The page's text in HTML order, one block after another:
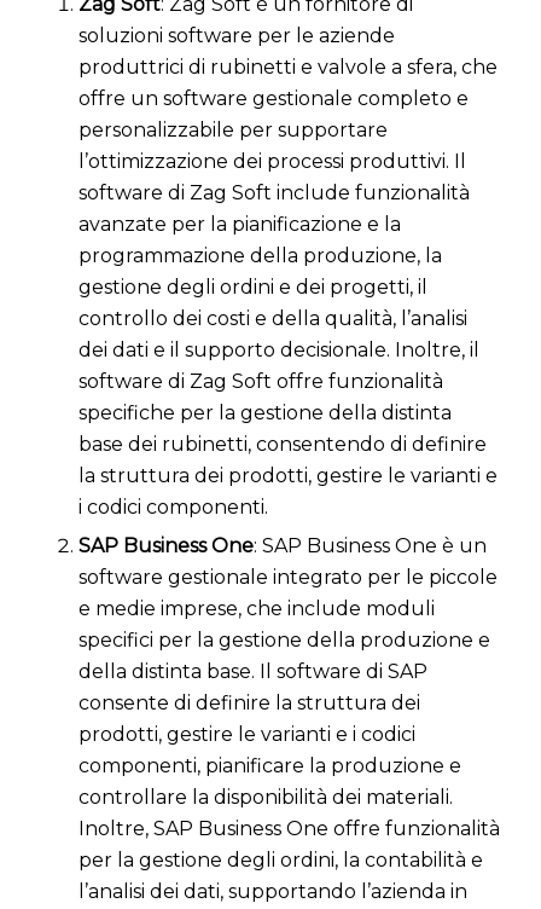
soluzioni software per le aziende
produttrici di rubinetti e valvole a sfera, che
offre un software gestionale completo e
personalizzabile per supportare
l’ottimizzazione dei processi produttivi. Il
software di Zag Soft include funzionalità
avanzate per la pianificazione e la
programmazione della produzione, la
gestione degli ordini e dei progetti, il
controllo dei costi e della qualità, l’analisi
dei dati e il supporto decisionale. Inoltre, il
software di Zag Soft offre funzionalità
specifiche per la gestione della distinta
base dei rubinetti, consentendo di definire
la struttura dei prodotti, gestire le varianti e
i codici componenti.
SAP Business One: SAP Business One è un
software gestionale integrato per le piccole
e medie imprese, che include moduli
specifici per la gestione della produzione e
della distinta base. Il software di SAP
consente di definire la struttura dei
prodotti, gestire le varianti e i codici
componenti, pianificare la produzione e
controllare la disponibilità dei materiali.
Inoltre, SAP Business One offre funzionalità
per la gestione degli ordini, la contabilità e
l’analisi dei dati, supportando l’azienda in